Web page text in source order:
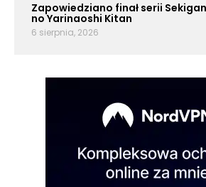
Zapowiedziano finał serii
no Yarinaoshi Kitan
6 sierpnia, 2026